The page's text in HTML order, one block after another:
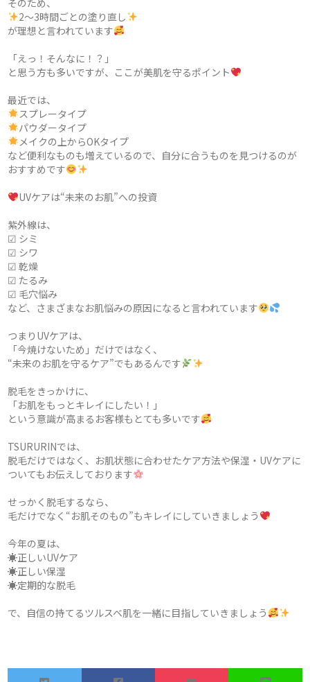
そのため、
2〜3時間ごとの塗り直し
が理想と言われています
「えっ！そんなに！？」
と思う方も多いですが、ここが美肌を守るポイント
最近では、
スプレータイプ
パウダータイプ
メイクの上からOKタイプ
など便利なものも増えているので、自分に合うものを見つけるのが
おすすめです
UVケアは“未来のお肌”への投資
紫外線は、
☑ シミ
☑ シワ
☑ 乾燥
☑ たるみ
☑ 毛穴悩み
など、さまざまなお肌悩みの原因になると言われています
つまりUVケアは、
「今焼けないため」だけではなく、
“未来のお肌を守るケア”でもあるんです
脱毛をきっかけに、
「お肌をもっとキレイにしたい！」
という意識が高まるお客様もとても多いです
TSURURINでは、
脱毛だけではなく、お肌状態に合わせたケア方法や保湿・UVケアに
ついてもお伝えしております
せっかく脱毛するなら、
毛だけでなく“お肌そのもの”もキレイにしていきましょう
今年の夏は、
☀正しいUVケア
☀正しい保湿
☀定期的な脱毛
で、自信の持てるツルスベ肌を一緒に目指していきましょう